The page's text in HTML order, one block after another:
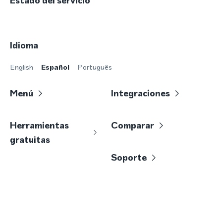
Idioma
English Español Português
Menú Integraciones
Herramientas
gratuitas
Comparar
Soporte